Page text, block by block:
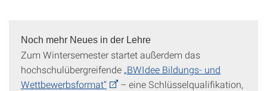
Noch mehr Neues in der Lehre
Zum Wintersemester startet außerdem das
hochschulübergreifende „BWIdee Bildungs- und
Wettbewerbsformat“
– eine Schlüsselqualifikation,